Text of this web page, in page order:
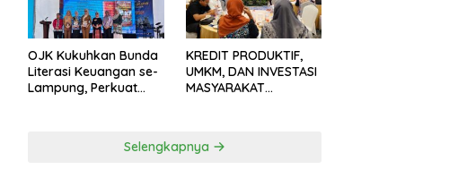
OJK Kukuhkan Bunda
Literasi Keuangan se-
Lampung, Perkuat
KREDIT PRODUKTIF,
UMKM, DAN INVESTASI
MASYARAKAT
Selengkapnya